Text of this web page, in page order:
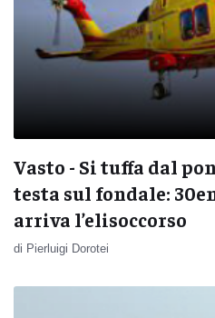
Vasto - Si tuffa dal
testa sul fondale:
arriva l’elisoccorso
di Pierluigi Dorotei